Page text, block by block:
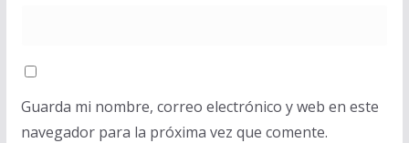
Guarda mi nombre, correo electrónico y web en este
navegador para la próxima vez que comente.